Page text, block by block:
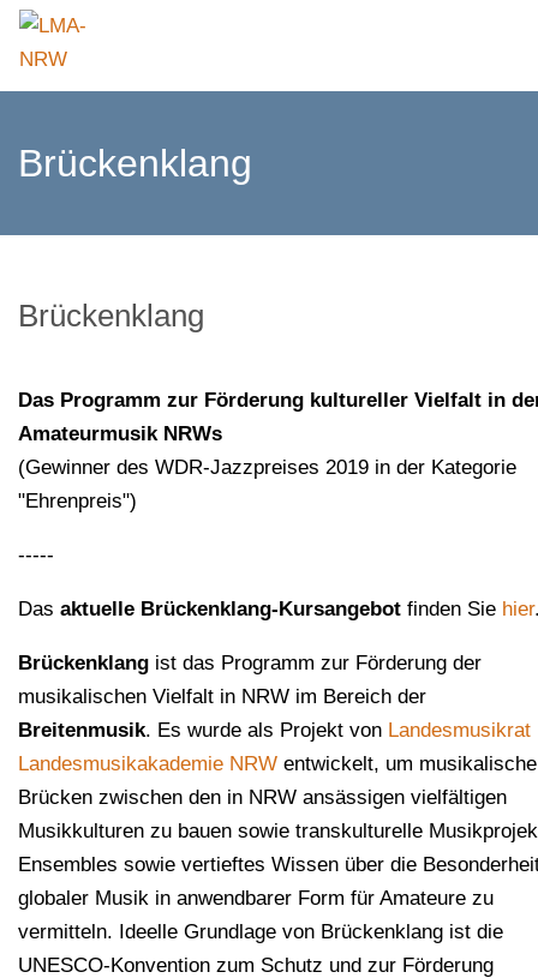
Brückenklang
Brückenklang
Das Programm zur Förderung kultureller Vielfalt in
Amateurmusik NRWs
(Gewinner des WDR-Jazzpreises 2019 in der Kategorie
"Ehrenpreis")
-----
Das aktuelle Brückenklang-Kursangebot finden Sie hier
Brückenklang ist das Programm zur Förderung der
musikalischen Vielfalt in NRW im Bereich der
Breitenmusik. Es wurde als Projekt von Landesmusikrat
Landesmusikakademie NRW entwickelt, um musikalische
Brücken zwischen den in NRW ansässigen vielfältigen
Musikkulturen zu bauen sowie transkulturelle
Ensembles sowie vertieftes Wissen über die
globaler Musik in anwendbarer Form für Amateure zu
vermitteln. Ideelle Grundlage von Brückenklang ist die
UNESCO-Konvention zum Schutz und zur Förderung